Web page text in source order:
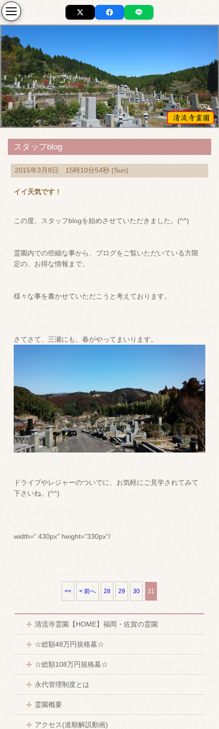
スタッフblog
2015年3月8日 15時10分54秒 (Sun)
イイ天気です！
この度、スタッフblogを始めさせていただきました。(^^)
霊園内での些細な事から、ブログをご覧いただいている方限
定の、お得な情報まで。
様々な事を書かせていただこうと考えております。
さてさて、三瀬にも、春がやってまいります。
ドライブやレジャーのついでに、お気軽にご見学されてみて
下さいね。(^^)
width=" 430px" height="330px"/
<< < 前へ 28 29 30 31
清流寺霊園【HOME】福岡・佐賀の霊園
☆総額48万円規格墓☆
☆総額108万円規格墓☆
永代管理制度とは
霊園概要
アクセス(道順解説動画)